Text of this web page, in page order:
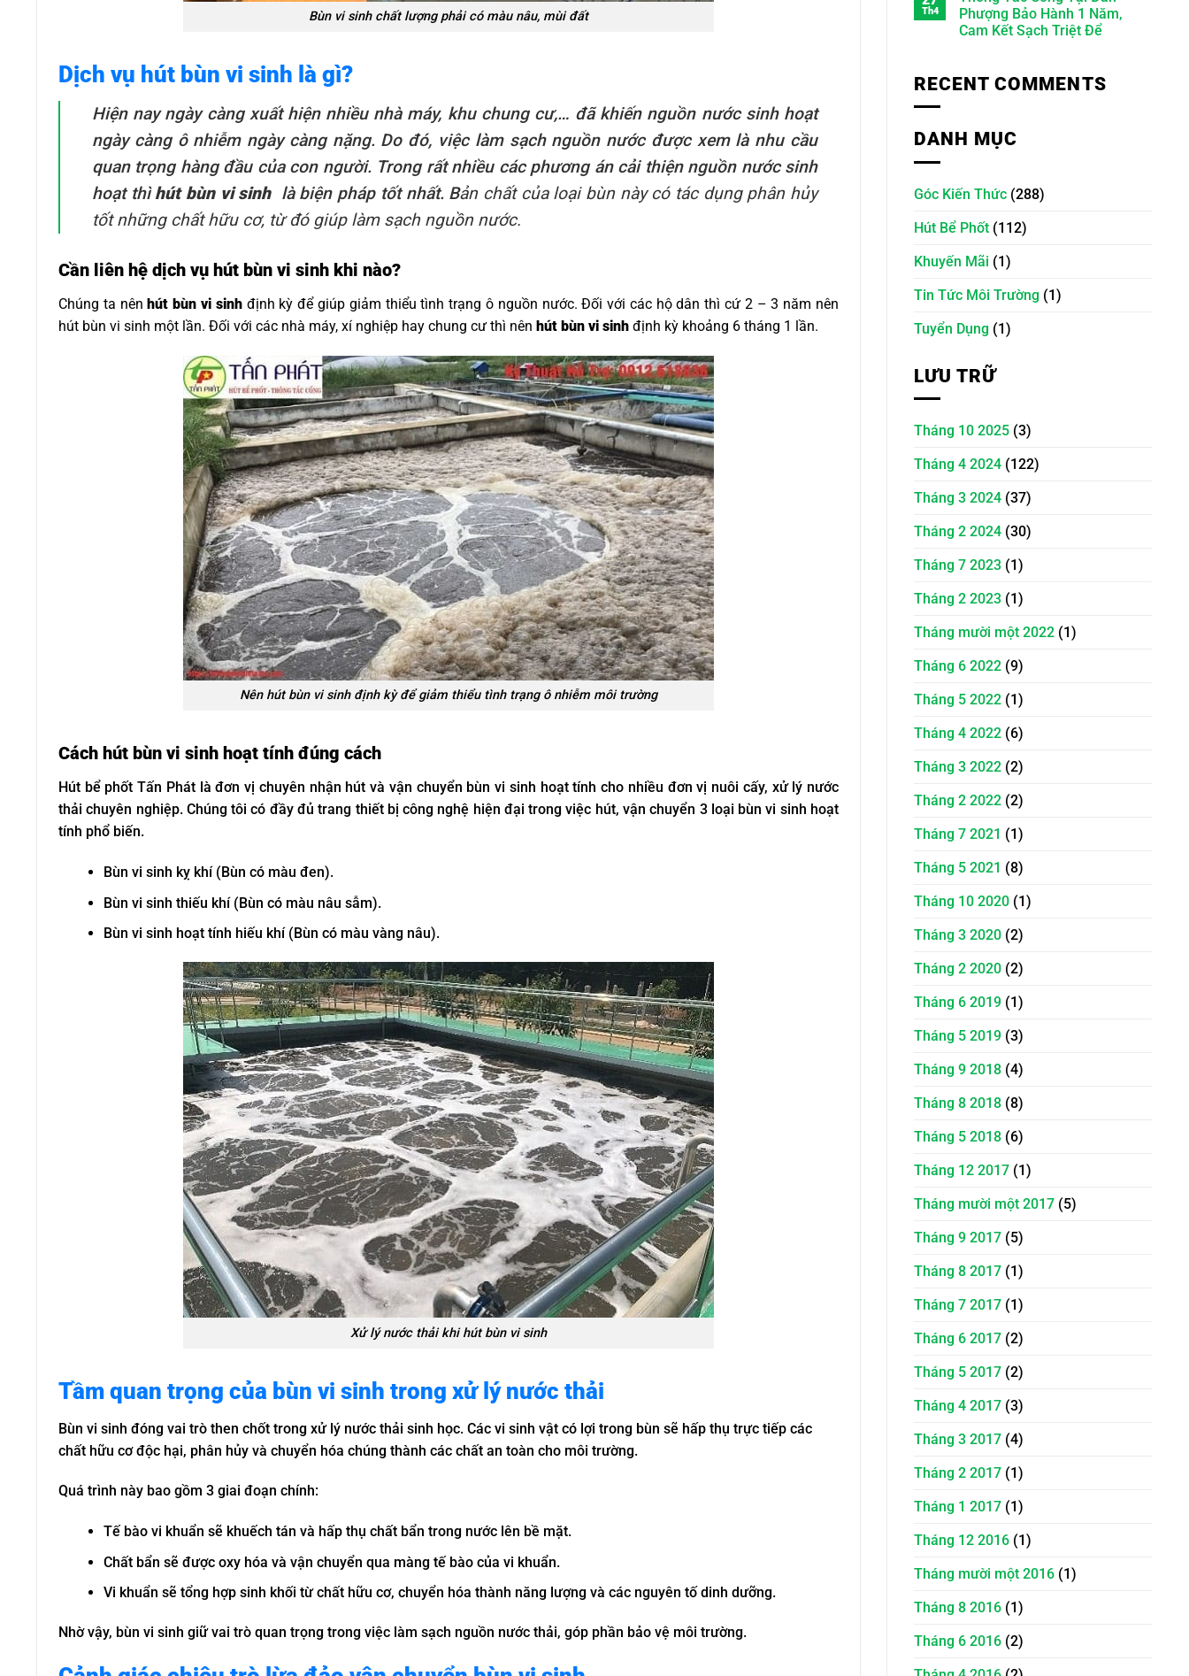
Bùn vi sinh chất lượng phải có màu nâu, mùi đất
Dịch vụ hút bùn vi sinh là gì?
Hiện nay ngày càng xuất hiện nhiều nhà máy, khu chung cư,… đã khiến nguồn nước sinh hoạt
ngày càng ô nhiễm ngày càng nặng. Do đó, việc làm sạch nguồn nước được xem là nhu cầu
quan trọng hàng đầu của con người. Trong rất nhiều các phương án cải thiện nguồn nước sinh
hoạt thìhút bùn vi sinhlà biện pháp tốt nhất. Bản chất của loại bùn này có tác dụng phân hủy
tốt những chất hữu cơ, từ đó giúp làm sạch nguồn nước.
Cần liên hệ dịch vụ hút bùn vi sinh khi nào?
Chúng ta nênhút bùn vi sinhđịnh kỳ để giúp giảm thiểu tình trạng ô nguồn nước. Đối với các hộ dân thì cứ 2 – 3 năm nên
hút bùn vi sinh một lần. Đối với các nhà máy, xí nghiệp hay chung cư thì nên hút bùn vi sinh định kỳ khoảng 6 tháng 1 lần.
Nên hút bùn vi sinh định kỳ để giảm thiểu tình trạng ô nhiễm môi trường
Cách hút bùn vi sinh hoạt tính đúng cách
Hút bể phốt Tấn Phát là đơn vị chuyên nhận hút và vận chuyển bùn vi sinh hoạt tính cho nhiều đơn vị nuôi cấy, xử lý nước
thải chuyên nghiệp. Chúng tôi có đầy đủ trang thiết bị công nghệ hiện đại trong việc hút, vận chuyển 3 loại bùn vi sinh hoạt
tính phổ biến.
Bùn vi sinh kỵ khí (Bùn có màu đen).
Bùn vi sinh thiếu khí (Bùn có màu nâu sẫm).
Bùn vi sinh hoạt tính hiếu khí (Bùn có màu vàng nâu).
Xử lý nước thải khi hút bùn vi sinh
Tầm quan trọng của bùn vi sinh trong xử lý nước thải
Bùn vi sinh đóng vai trò then chốt trong xử lý nước thải sinh học. Các vi sinh vật có lợi trong bùn sẽ hấp thụ trực tiếp các
chất hữu cơ độc hại, phân hủy và chuyển hóa chúng thành các chất an toàn cho môi trường.
Quá trình này bao gồm 3 giai đoạn chính:
Tế bào vi khuẩn sẽ khuếch tán và hấp thụ chất bẩn trong nước lên bề mặt.
Chất bẩn sẽ được oxy hóa và vận chuyển qua màng tế bào của vi khuẩn.
Vi khuẩn sẽ tổng hợp sinh khối từ chất hữu cơ, chuyển hóa thành năng lượng và các nguyên tố dinh dưỡng.
Nhờ vậy, bùn vi sinh giữ vai trò quan trọng trong việc làm sạch nguồn nước thải, góp phần bảo vệ môi trường.
Th4
Phượng Bảo Hành 1 Năm,
Cam Kết Sạch Triệt Để
RECENT COMMENTS
DANH MỤC
Góc Kiến Thức (288)
Hút Bể Phốt (112)
Khuyến Mãi (1)
Tin Tức Môi Trường (1)
Tuyển Dụng (1)
LƯU TRỮ
Tháng 10 2025 (3)
Tháng 4 2024 (122)
Tháng 3 2024 (37)
Tháng 2 2024 (30)
Tháng 7 2023 (1)
Tháng 2 2023 (1)
Tháng mười một 2022 (1)
Tháng 6 2022 (9)
Tháng 5 2022 (1)
Tháng 4 2022 (6)
Tháng 3 2022 (2)
Tháng 2 2022 (2)
Tháng 7 2021 (1)
Tháng 5 2021 (8)
Tháng 10 2020 (1)
Tháng 3 2020 (2)
Tháng 2 2020 (2)
Tháng 6 2019 (1)
Tháng 5 2019 (3)
Tháng 9 2018 (4)
Tháng 8 2018 (8)
Tháng 5 2018 (6)
Tháng 12 2017 (1)
Tháng mười một 2017 (5)
Tháng 9 2017 (5)
Tháng 8 2017 (1)
Tháng 7 2017 (1)
Tháng 6 2017 (2)
Tháng 5 2017 (2)
Tháng 4 2017 (3)
Tháng 3 2017 (4)
Tháng 2 2017 (1)
Tháng 1 2017 (1)
Tháng 12 2016 (1)
Tháng mười một 2016 (1)
Tháng 8 2016 (1)
Tháng 6 2016 (2)